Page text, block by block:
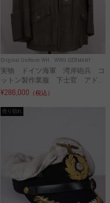
Original Uniform WH WWII GERMANY
実物 ドイツ海軍 湾岸砲兵 コ
ットン製作業服 下士官 アド...
¥286,000 （税込）
売り切れ